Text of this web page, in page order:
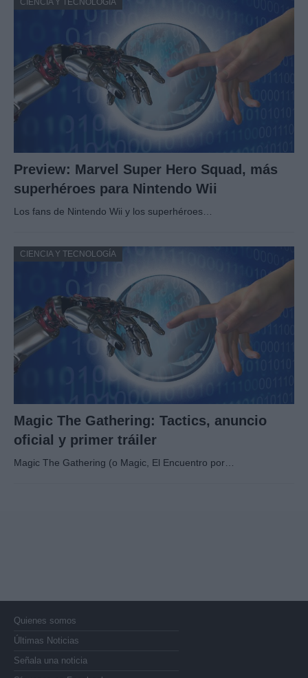
CIENCIA Y TECNOLOGÍA
Preview: Marvel Super Hero Squad, más
superhéroes para Nintendo Wii
Los fans de Nintendo Wii y los superhéroes…
CIENCIA Y TECNOLOGÍA
Magic The Gathering: Tactics, anuncio
oficial y primer tráiler
Magic The Gathering (o Magic, El Encuentro por…
Quienes somos
Últimas Noticias
Señala una noticia